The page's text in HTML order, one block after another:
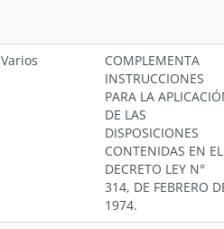
Varios
COMPLEMENTA
INSTRUCCIONES
PARA LA
DE LAS
DISPOSICIONES
CONTENIDAS EN EL
DECRETO LEY N°
314, DE FEBRERO
1974.